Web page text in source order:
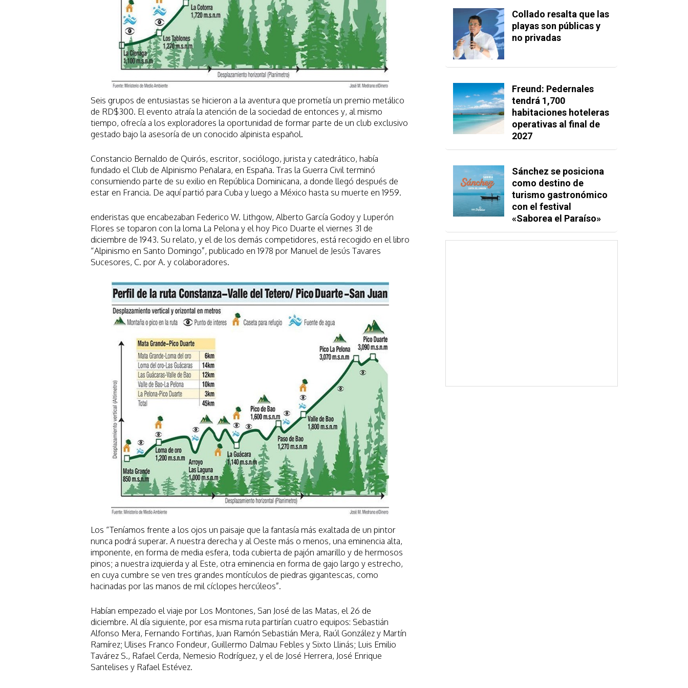
Seis grupos de entusiastas se hicieron a la aventura que prometía un premio metálico
de RD$300. El evento atraía la atención de la sociedad de entonces y, al mismo
tiempo, ofrecía a los exploradores la oportunidad de formar parte de un club exclusivo
gestado bajo la asesoría de un conocido alpinista español.
Constancio Bernaldo de Quirós, escritor, sociólogo, jurista y catedrático, había
fundado el Club de Alpinismo Peñalara, en España. Tras la Guerra Civil terminó
consumiendo parte de su exilio en República Dominicana, a donde llegó después de
estar en Francia. De aquí partió para Cuba y luego a México hasta su muerte en 1959.
enderistas que encabezaban Federico W. Lithgow, Alberto García Godoy y Luperón
Flores se toparon con la loma La Pelona y el hoy Pico Duarte el viernes 31 de
diciembre de 1943. Su relato, y el de los demás competidores, está recogido en el libro
“Alpinismo en Santo Domingo”, publicado en 1978 por Manuel de Jesús Tavares
Sucesores, C. por A. y colaboradores.
Los “Teníamos frente a los ojos un paisaje que la fantasía más exaltada de un pintor
nunca podrá superar. A nuestra derecha y al Oeste más o menos, una eminencia alta,
imponente, en forma de media esfera, toda cubierta de pajón amarillo y de hermosos
pinos; a nuestra izquierda y al Este, otra eminencia en forma de gajo largo y estrecho,
en cuya cumbre se ven tres grandes montículos de piedras gigantescas, como
hacinadas por las manos de mil cíclopes hercúleos”.
Habían empezado el viaje por Los Montones, San José de las Matas, el 26 de
diciembre. Al día siguiente, por esa misma ruta partirían cuatro equipos: Sebastián
Alfonso Mera, Fernando Fortiñas, Juan Ramón Sebastián Mera, Raúl González y Martín
Ramírez; Ulises Franco Fondeur, Guillermo Dalmau Febles y Sixto Llinás; Luis Emilio
Tavárez S., Rafael Cerda, Nemesio Rodríguez, y el de José Herrera, José Enrique
Santelises y Rafael Estévez.
Collado resalta que las
playas son públicas y
no privadas
Freund: Pedernales
tendrá 1,700
habitaciones hoteleras
operativas al final de
2027
Sánchez se posiciona
como destino de
turismo gastronómico
con el festival
«Saborea el Paraíso»